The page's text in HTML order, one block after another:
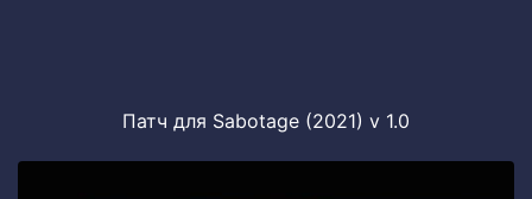
Патч для Sabotage (2021) v 1.0